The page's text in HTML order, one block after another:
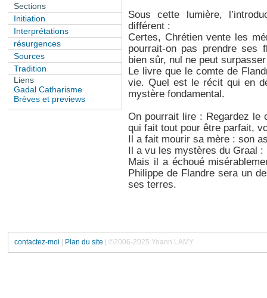
Sections
Initiation
Interprétations
résurgences
Sources
Tradition
Liens
Gadal Catharisme
Brèves et previews
Sous cette lumière,
différent :
Certes, Chrétien vente les
pourrait-on pas prendre ses
bien sûr, nul ne peut
Le livre que le comte de
vie. Quel est le récit qui en
mystère fondamental.
On pourrait lire : Regardez le
qui fait tout pour être parfait,
Il a fait mourir sa mère : son
Il a vu les mystères du Graal
Mais il a échoué
Philippe de Flandre sera un
ses terres.
contactez-moi | Plan du site | ©2006-2025 Yoann LAMY